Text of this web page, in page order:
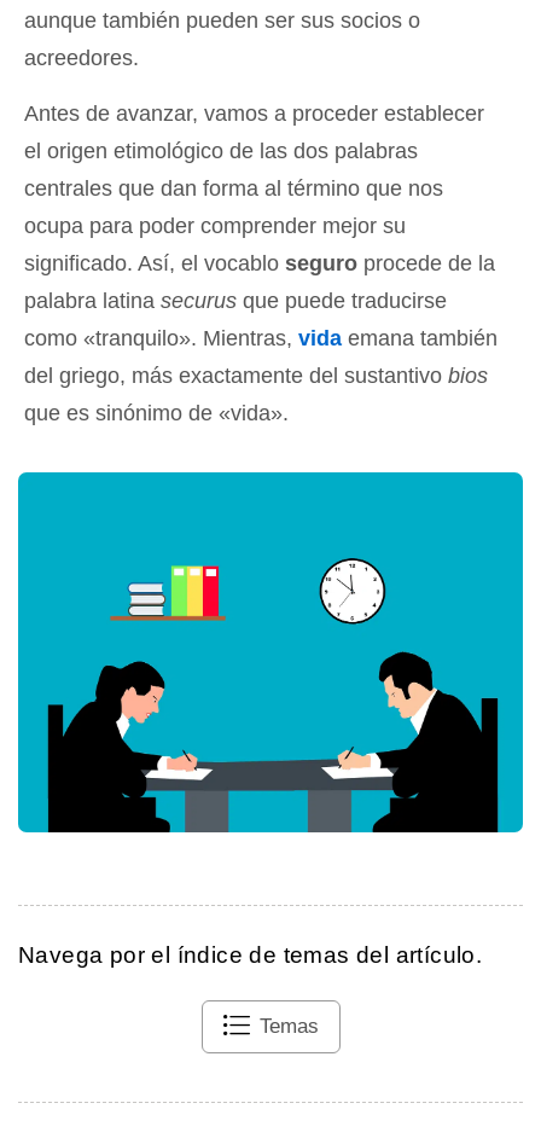
aunque también pueden ser sus socios o
acreedores.
Antes de avanzar, vamos a proceder establecer
el origen etimológico de las dos palabras
centrales que dan forma al término que nos
ocupa para poder comprender mejor su
significado. Así, el vocablo seguro procede de la
palabra latina securus que puede traducirse
como «tranquilo». Mientras, vida emana también
del griego, más exactamente del sustantivo bios
que es sinónimo de «vida».
Navega por el índice de temas del artículo.
Temas